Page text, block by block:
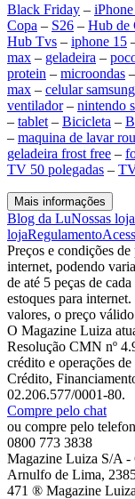
Black Friday –
Copa – S26 – Hub de
Hub Tvs – iphone 15
max – geladeira –
protein – microondas –
max – celular samsung
ventilador– nintendo
– tablet – Bicicleta –
– maquina de lavar
geladeira frost free –
TV 50 polegadas –
Mais informações
Blog da LuNossas
lojaRegulamento
Preços e condições
internet, podendo
de até 5 peças de
estoques para
valores, o preço
O Magazine Luiza
Resolução CMN nº
crédito e operações
Crédito,
02.206.577/0001-80.
Compre pelo chat
ou compre pelo
0800 773 3838
Magazine Luiza S/A -
Arnulfo de Lima,
471 ® Magazine